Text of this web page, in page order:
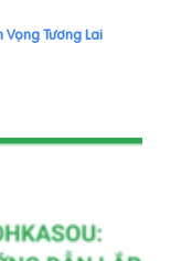
Vọng Tương Lai